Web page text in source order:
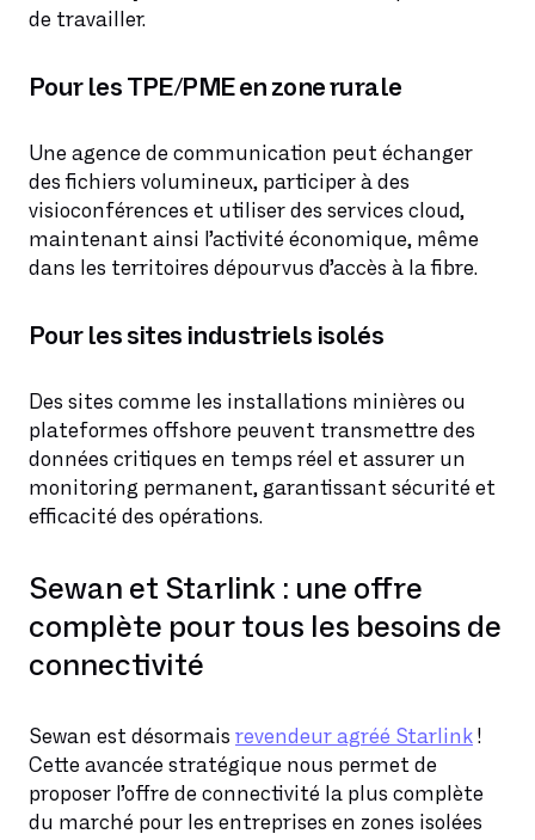
de travailler.
Pour les TPE/PME en zone rurale
Une agence de communication peut échanger
des fichiers volumineux, participer à des
visioconférences et utiliser des services cloud,
maintenant ainsi l’activité économique, même
dans les territoires dépourvus d’accès à la fibre.
Pour les sites industriels isolés
Des sites comme les installations minières ou
plateformes offshore peuvent transmettre des
données critiques en temps réel et assurer un
monitoring permanent, garantissant sécurité et
efficacité des opérations.
Sewan et Starlink : une offre
complète pour tous les besoins de
connectivité
Sewan est désormais revendeur agréé Starlink !
Cette avancée stratégique nous permet de
proposer l’offre de connectivité la plus complète
du marché pour les entreprises en zones isolées